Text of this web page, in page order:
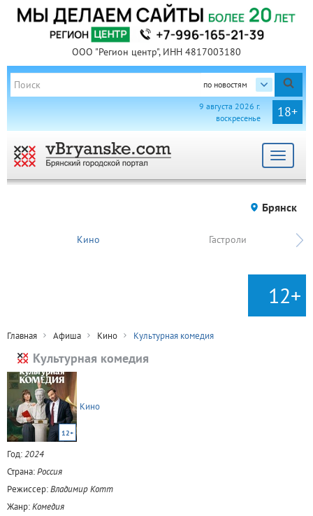
ООО "Регион центр", ИНН 4817003180
по новостям
18+
9 августа 2026 г.
воскресенье
Toggle
Брянск
Кино Гастроли
12+
Главная Афиша Кино Культурная комедия
Культурная комедия
12+
Кино
Год:2024
Страна:Россия
Режиссер:Владимир Котт
Жанр:Комедия